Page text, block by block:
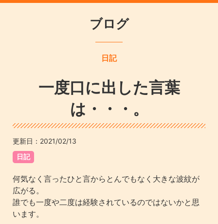
ブログ
日記
一度口に出した言葉
は・・・。
更新日： 2021/02/13
日記
何気なく言ったひと言からとんでもなく大きな波紋が
広がる。
誰でも一度や二度は経験されているのではないかと思
います。